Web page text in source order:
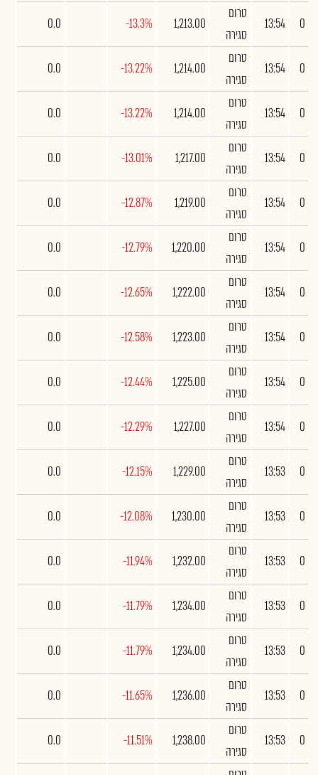
0
13:54
טרום
סגירה
1,213.00
-13.3%
0.0
0
13:54
טרום
סגירה
1,214.00
-13.22%
0.0
0
13:54
טרום
סגירה
1,214.00
-13.22%
0.0
0
13:54
טרום
סגירה
1,217.00
-13.01%
0.0
0
13:54
טרום
סגירה
1,219.00
-12.87%
0.0
0
13:54
טרום
סגירה
1,220.00
-12.79%
0.0
0
13:54
טרום
סגירה
1,222.00
-12.65%
0.0
0
13:54
טרום
סגירה
1,223.00
-12.58%
0.0
0
13:54
טרום
סגירה
1,225.00
-12.44%
0.0
0
13:54
טרום
סגירה
1,227.00
-12.29%
0.0
0
13:53
טרום
סגירה
1,229.00
-12.15%
0.0
0
13:53
טרום
סגירה
1,230.00
-12.08%
0.0
0
13:53
טרום
סגירה
1,232.00
-11.94%
0.0
0
13:53
טרום
סגירה
1,234.00
-11.79%
0.0
0
13:53
טרום
סגירה
1,234.00
-11.79%
0.0
0
13:53
טרום
סגירה
1,236.00
-11.65%
0.0
0
13:53
טרום
סגירה
1,238.00
-11.51%
0.0